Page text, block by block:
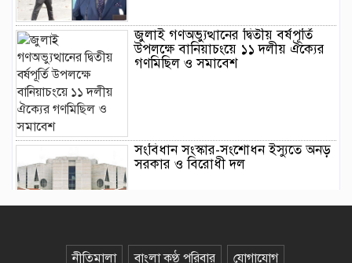
জুলাই গণঅভ্যুত্থানের দ্বিতীয় বর্ষপূর্তি
উপলক্ষে বানিয়াচংয়ে ১১ দলীয় ঐক্যের
গণমিছিল ও সমাবেশ
সংবিধান সংস্কার-সংশোধন ইস্যুতে অনড়
সরকার ও বিরোধী দল
নীতিমালা বাংলা কণ্ঠ পরিবার যোগাযোগ